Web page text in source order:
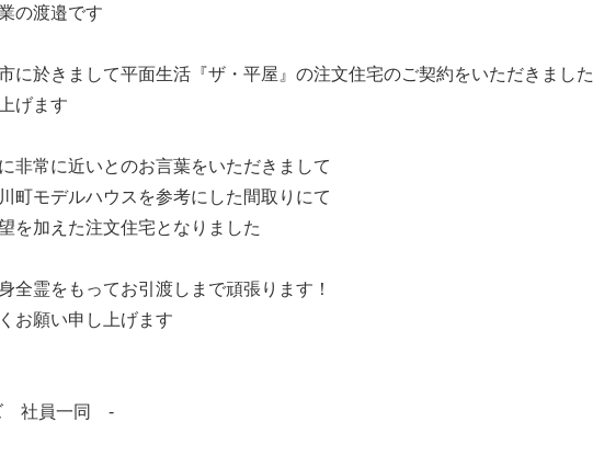
の渡邉です
に於きまして平面生活『ザ・平屋』の注文住宅のご契約をいただきました
げます
非常に近いとのお言葉をいただきまして
町モデルハウスを参考にした間取りにて
を加えた注文住宅となりました
全霊をもってお引渡しまで頑張ります！
お願い申し上げます
社員一同 -